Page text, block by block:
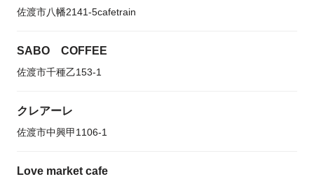
佐渡市八幡2141-5cafetrain
SABO COFFEE
佐渡市千種乙153-1
クレアーレ
佐渡市中興甲1106-1
Love market cafe